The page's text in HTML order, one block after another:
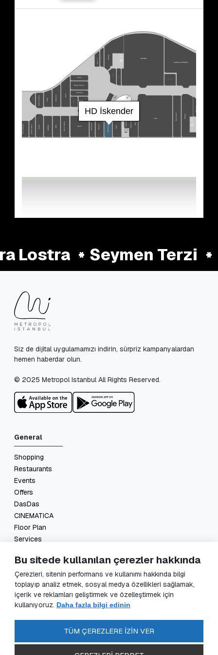
Lostra Seymen Terzi
Siz de dijital uygulamamızı indirin, sürpriz kampanyalardan
hemen haberdar olun.
© 2025 Metropol Istanbul All Rights Reserved.
General
Shopping
Restaurants
Events
Offers
DasDas
CINEMATICA
Floor Plan
Services
GDPR Application
GDPR
Data Controller Application
Security Cameras Clarification
FAQ
Bu sitede kullanılan çerezler hakkında
Çerezleri, sitenin performans ve kullanımı hakkında bilgi
toplayıp analiz etmek, sosyal medya özellikleri sağlamak,
içerik ve reklamları geliştirmek ve özelleştirmek için
kullanıyoruz. Daha fazla bilgi edinin
TÜM ÇEREZLERE İZİN VER